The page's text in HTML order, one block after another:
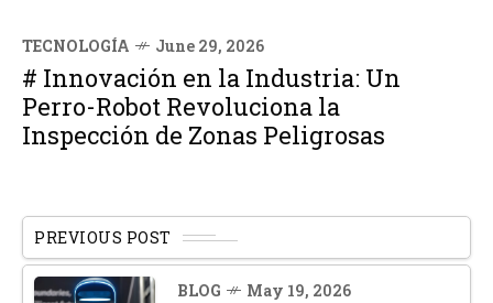
TECNOLOGÍA June 29, 2026
# Innovación en la Industria: Un
Perro-Robot Revoluciona la
Inspección de Zonas Peligrosas
PREVIOUS POST
BLOG May 19, 2026